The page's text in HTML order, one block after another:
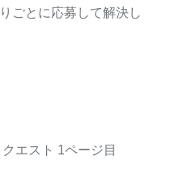
ごとに応募して解決し
クエスト 1ページ目